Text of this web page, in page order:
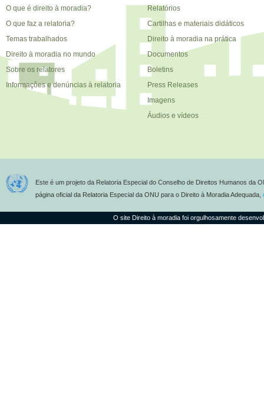
O que é direito à moradia?
O que faz a relatoria?
Temas trabalhados
Direito à moradia no mundo
Sobre os relatores
Informações e denúncias à relatoria
Relatórios
Cartilhas e materiais didáticos
Direito à moradia na prática
Documentos
Boletins
Press Releases
Imagens
Áudios e vídeos
Este é um projeto da Relatoria Especial do Conselho de Direitos Humanos da
página oficial da Relatoria Especial da ONU para o Direito à Moradia Adequada,
O site Direito à moradia foi orgulhosamente